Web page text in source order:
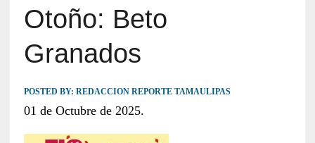
Otoño: Beto
Granados
POSTED BY: REDACCION REPORTE TAMAULIPAS
01 de Octubre de 2025.